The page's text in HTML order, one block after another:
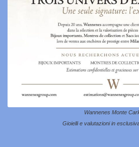
Wannenes Monte
Gioielli e valutazioni in